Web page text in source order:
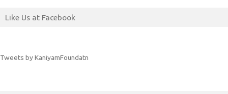
Like Us at Facebook
Tweets by KaniyamFoundatn